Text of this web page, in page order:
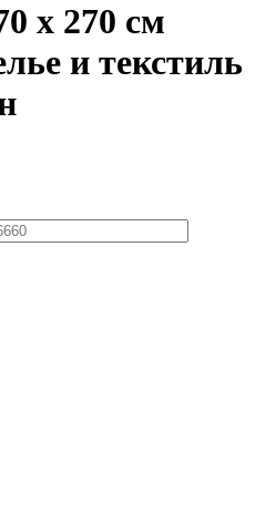
х 270 см
и текстиль